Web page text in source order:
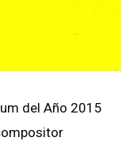
del Año 2015